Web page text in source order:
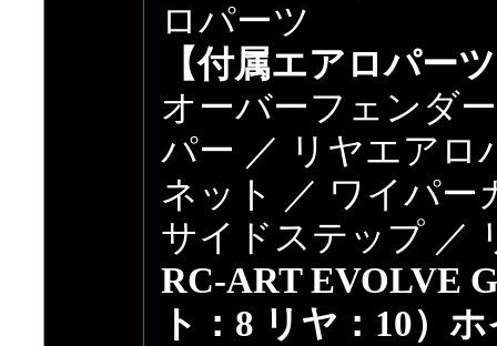
ロパーツ
【付属エアロパー
オーバーフェンダ
パー ／ リヤエアロ
ネット ／ ワイパー
サイドステップ ／
RC-ART EVOLVE
ト：8 リヤ：10）